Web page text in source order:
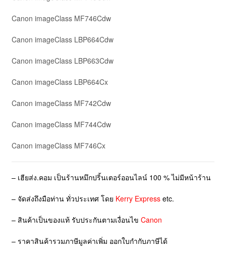
Canon imageClass MF746Cdw
Canon imageClass LBP664Cdw
Canon imageClass LBP663Cdw
Canon imageClass LBP664Cx
Canon imageClass MF742Cdw
Canon imageClass MF744Cdw
Canon imageClass MF746Cx
– เฮียส่ง.คอม เป็นร้านหมึกปริ้นเตอร์ออนไลน์ 100 % ไม่มีหน้าร้าน
– จัดส่งถึงมือท่าน ทั่วประเทศ โดย Kerry Expressetc.
– สินค้าเป็นของแท้ รับประกันตามเงื่อนไข Canon
– ราคาสินค้ารวมภาษีมูลค่าเพิ่ม ออกใบกำกับภาษีได้